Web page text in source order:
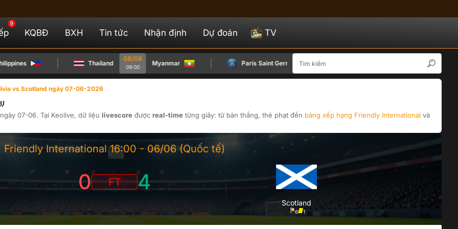
9
KQBĐ BXH Tin tức Nhận định Dự đoán TV
Thailand
08/08
09:00 Myanmar Paris Saint Germain 15:00 Estudiantes
vs Scotland ngày 07-06-2026
ngày 07-06. Tại Keolive, dữ liệu livescore được real-time từng giây: từ bàn thắng, thẻ phạt đến bảng xếp hạng Friendly International và
Friendly International 16:00 - 06/06(Quốc tế)
0 FT 4
Scotland
6 1